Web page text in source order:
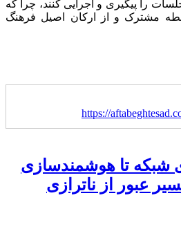
را پیگیری و اجرایی کنند، چرا که
مشترک و از ارکان اصیل فرهنگ
https://
درصدی شبکه تا هوشمندسازی
عبور از ناترازی